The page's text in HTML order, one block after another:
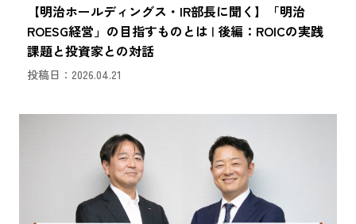
【明治ホールディングス・IR部長に聞く】「明治
ROESG経営」の目指すものとは | 後編：ROICの実践
課題と投資家との対話
投稿日：2026.04.21